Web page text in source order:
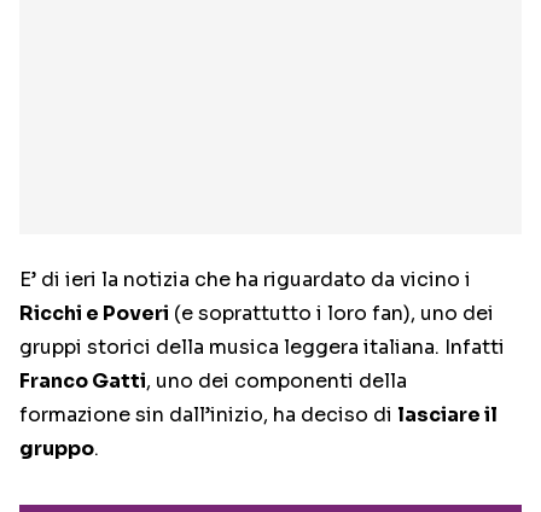
E’ di ieri la notizia che ha riguardato da vicino i
Ricchi e Poveri (e soprattutto i loro fan), uno dei
gruppi storici della musica leggera italiana. Infatti
Franco Gatti, uno dei componenti della
formazione sin dall’inizio, ha deciso di lasciare il
gruppo.